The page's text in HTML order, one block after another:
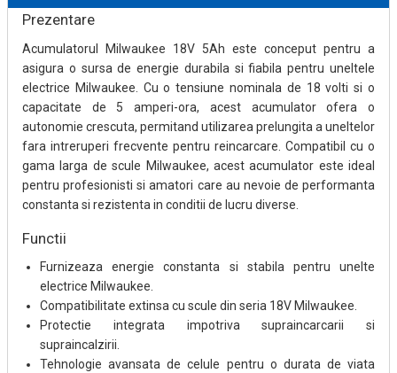
Prezentare
Acumulatorul Milwaukee 18V 5Ah este conceput pentru a
asigura o sursa de energie durabila si fiabila pentru uneltele
electrice Milwaukee. Cu o tensiune nominala de 18 volti si o
capacitate de 5 amperi-ora, acest acumulator ofera o
autonomie crescuta, permitand utilizarea prelungita a uneltelor
fara intreruperi frecvente pentru reincarcare. Compatibil cu o
gama larga de scule Milwaukee, acest acumulator este ideal
pentru profesionisti si amatori care au nevoie de performanta
constanta si rezistenta in conditii de lucru diverse.
Functii
Furnizeaza energie constanta si stabila pentru unelte
electrice Milwaukee.
Compatibilitate extinsa cu scule din seria 18V Milwaukee.
Protectie integrata impotriva supraincarcarii si
supraincalzirii.
Tehnologie avansata de celule pentru o durata de viata